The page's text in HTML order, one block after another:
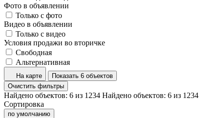
Фото в объявлении
Только с фото
Видео в объявлении
Только с видео
Условия продажи во вторичке
Свободная
Альтернативная
На карте
Показать 6 объектов
Очистить фильтры
Найдено объектов: 6 из 1234 Найдено объектов: 6 из 1234
Сортировка
по умолчанию